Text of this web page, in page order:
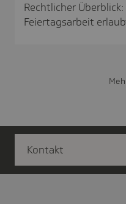
Rechtlicher
Feiertagsarbeit
Kontakt